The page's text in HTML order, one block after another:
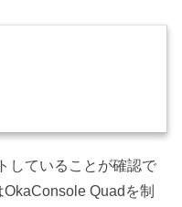
していることが確認で
Quadを制